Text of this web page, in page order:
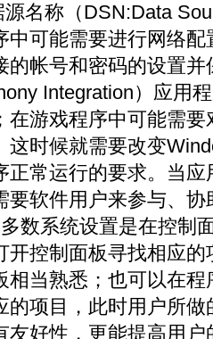
名称（DSN:Data
中可能需要进行网络
的帐号和密码的设置
Integration）应用
在游戏程序中可能需
这时候就需要改变
正常运行的要求。当
要软件用户来参与、协
系统设置是在控制
开控制面板寻找相应
相当熟悉；也可以在
的项目，此时用户所
友好性，更能提高用户